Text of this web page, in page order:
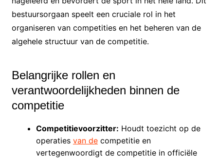
bestuursorgaan speelt een cruciale rol in het
organiseren van competities en het beheren van de
algehele structuur van de competitie.
Belangrijke rollen en
verantwoordelijkheden binnen de
competitie
Competitievoorzitter: Houdt toezicht op de
operaties van decompetitie en
vertegenwoordigt de competitie in officiële